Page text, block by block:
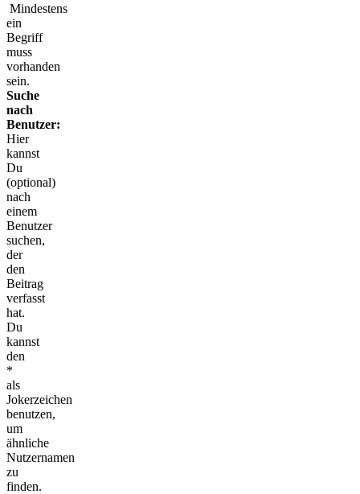
Mindestens
ein
Begriff
muss
vorhanden
sein.
Suche
nach
Benutzer:
Hier
kannst
Du
(optional)
nach
einem
Benutzer
suchen,
der
den
Beitrag
verfasst
hat.
Du
kannst
den
*
als
Jokerzeichen
benutzen,
um
ähnliche
Nutzernamen
zu
finden.